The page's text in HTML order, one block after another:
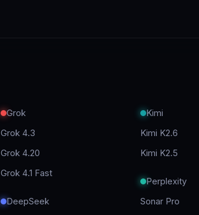
Grok
Grok 4.3
Grok 4.20
Grok 4.1 Fast
DeepSeek
Kimi
Kimi K2.6
Kimi K2.5
Perplexity
Sonar Pro